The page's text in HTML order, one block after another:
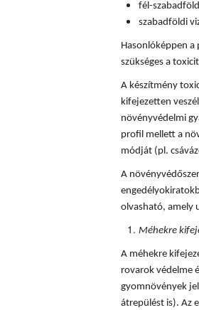
fél-
szabadföldi
Hasonlóképpen a
szükséges a
A készítmény
kifejezetten
növényvédelmi
profil mellett a
módját (pl.
A
olvasható, amely
Méhekre
A méhekre
rovarok védelme
gyomnövények
átrepülést is). Az